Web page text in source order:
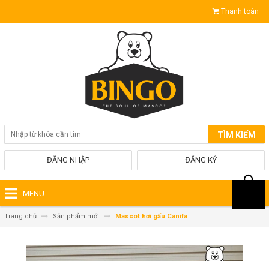
Thanh toán
TÌM KIẾM
ĐĂNG KÝ
ĐĂNG NHẬP
MENU
Trang chủ Sản phẩm mới Mascot hơi gấu Canifa